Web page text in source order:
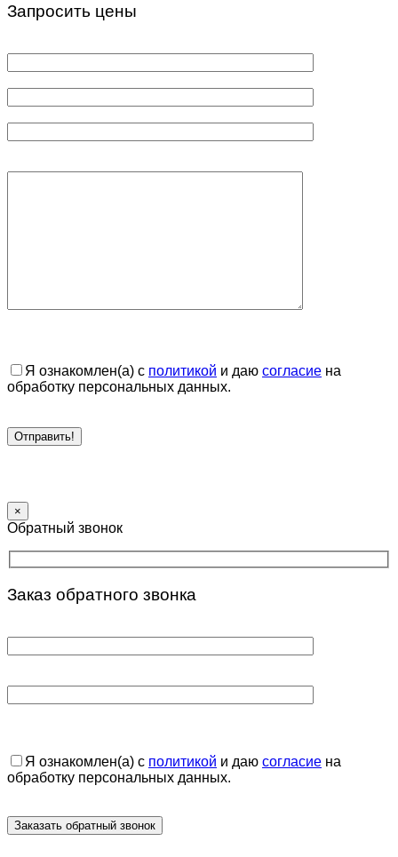
Запросить цены
Я ознакомлен(а) с политикой и даю согласие на
обработку персональных данных.
×
Обратный звонок
Заказ обратного звонка
Я ознакомлен(а) с политикой и даю согласие на
обработку персональных данных.